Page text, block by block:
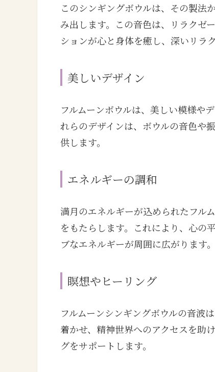
このシンギングボウルは、その製法
み出します。この音色は、リラクゼ
ションが心と身体を癒し、深いリラ
美しいデザイン
フルムーンボウルは、美しい模様や
れらのデザインは、ボウルの音色や
供します。
エネルギーの調和
満月のエネルギーが込められたフル
をもたらします。これにより、心の
ブなエネルギーが周囲に広がります。
瞑想やヒーリング
フルムーンシンギングボウルの音波
着かせ、精神世界へのアクセスを助
グをサポートします。